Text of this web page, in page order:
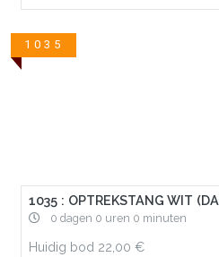
1035
1035 : OPTREKSTANG WIT
0 dagen 0 uren 0 minuten
Huidig bod 22,00